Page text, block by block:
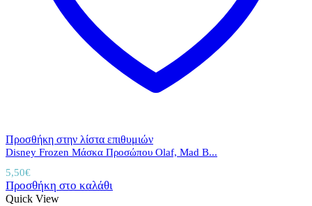
Προσθήκη στην λίστα επιθυμιών
Disney Frozen Μάσκα Προσώπου Olaf, Mad B...
5,50€
Προσθήκη στο καλάθι
Quick View